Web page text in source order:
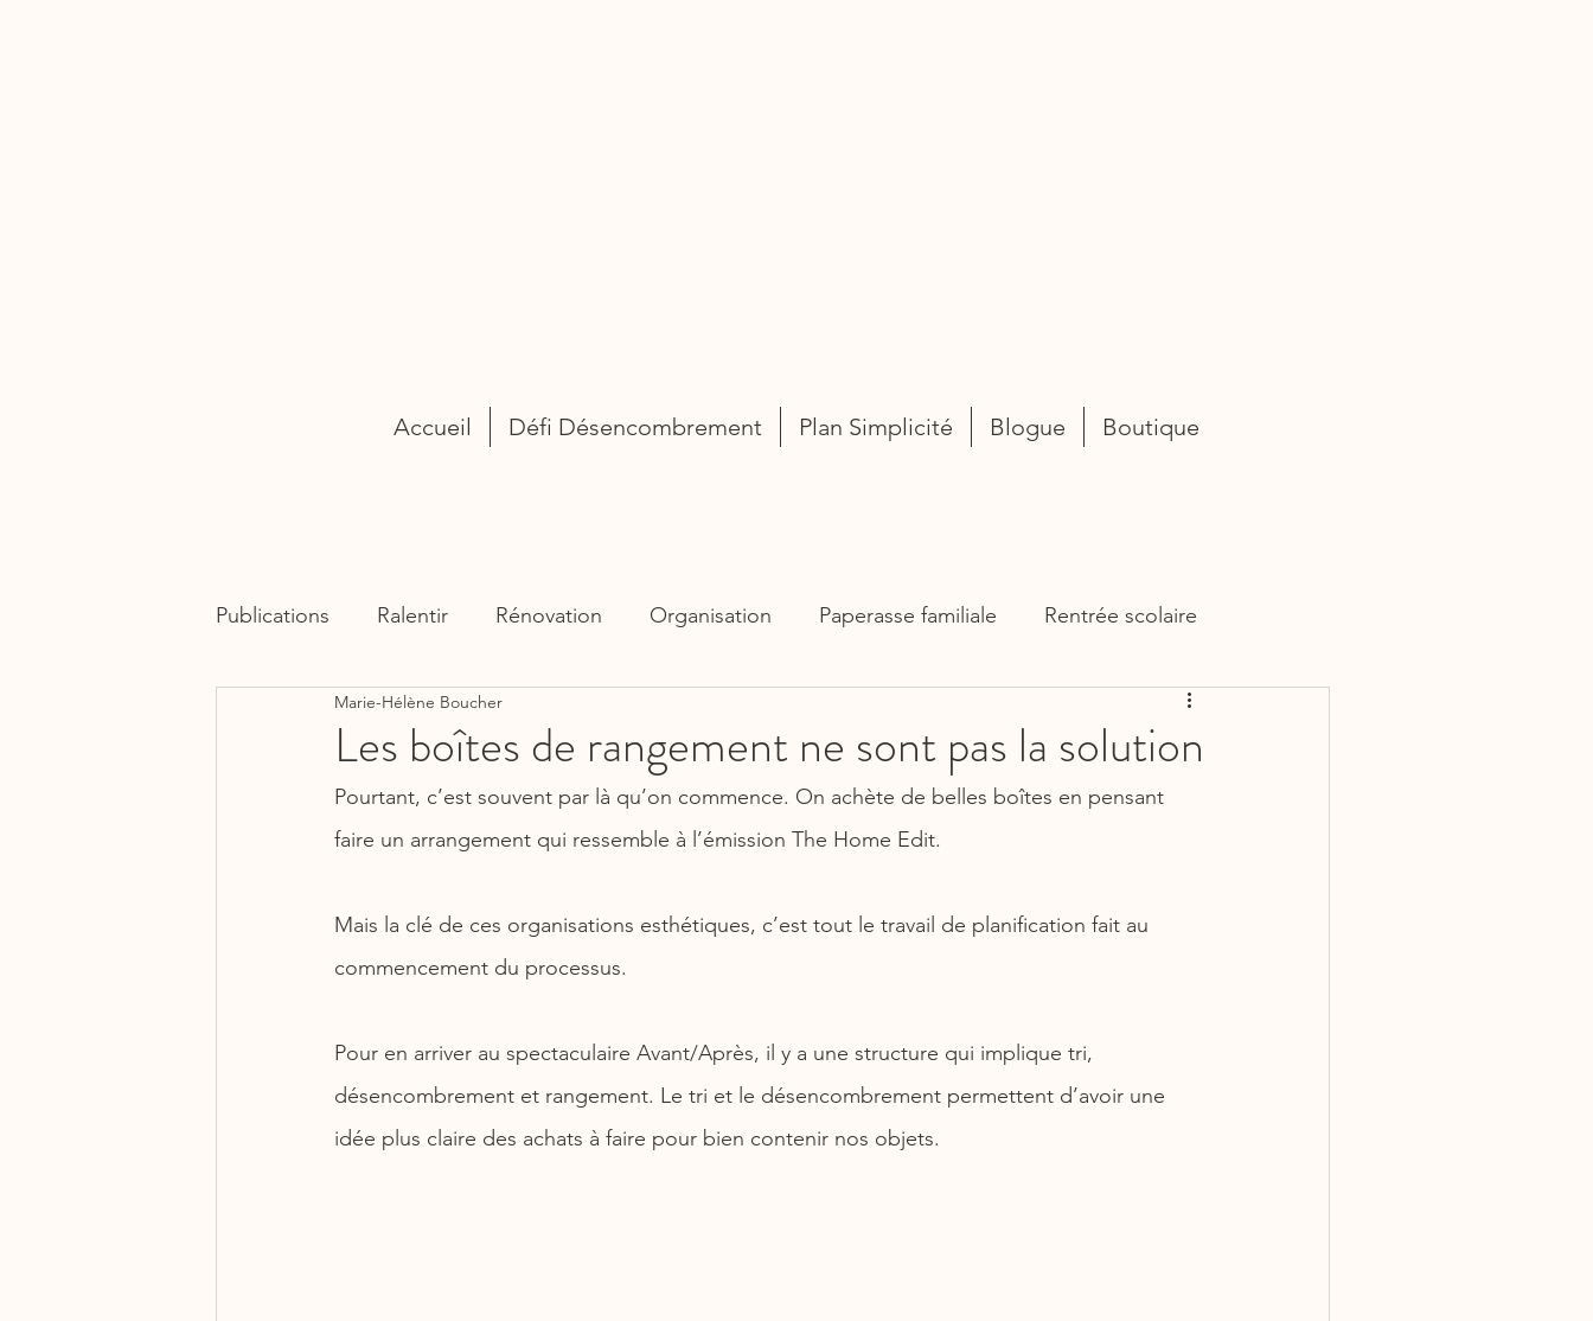
Accueil Défi Désencombrement Plan Simplicité Blogue Boutique
Publications Ralentir Rénovation Organisation Paperasse familiale Rentrée scolaire
Les boîtes de rangement ne sont pas la solution
Marie-Hélène Boucher
Pourtant, c’est souvent par là qu’on commence. On achète de belles boîtes en pensant
faire un arrangement qui ressemble à l’émission The Home Edit.
Mais la clé de ces organisations esthétiques, c’est tout le travail de planification fait au
commencement du processus.
Pour en arriver au spectaculaire Avant/Après, il y a une structure qui implique tri,
désencombrement et rangement. Le tri et le désencombrement permettent d’avoir une
idée plus claire des achats à faire pour bien contenir nos objets.